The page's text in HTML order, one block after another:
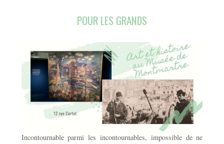
POUR LES GRANDS
Incontournable parmi les incontournables, impossible de ne